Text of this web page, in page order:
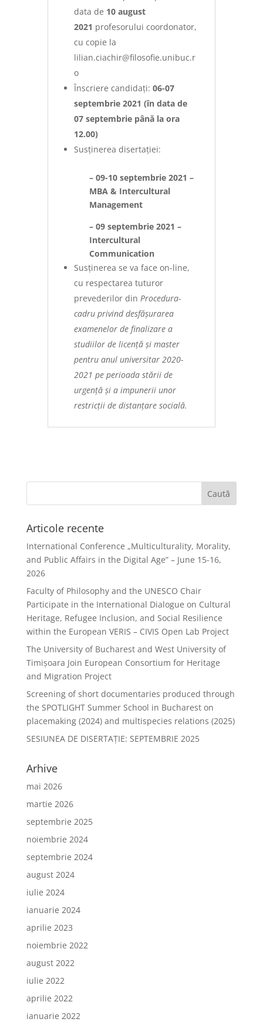
data de 10 august
2021 profesorului coordonator,
cu copie la
lilian.ciachir@filosofie.unibuc.r
o
Înscriere candidați: 06-07
septembrie 2021 (în data de
07 septembrie până la ora
12.00)
Susținerea disertației:
– 09-10 septembrie 2021 –
MBA & Intercultural
Management
– 09 septembrie 2021 –
Intercultural
Communication
Susținerea se va face on-line,
cu respectarea tuturor
prevederilor din Procedura-
cadru privind desfășurarea
examenelor de finalizare a
studiilor de licență și master
pentru anul universitar 2020-
2021 pe perioada stării de
urgență și a impunerii unor
restricții de distanțare socială.
Articole recente
International Conference „Multiculturality, Morality,
and Public Affairs in the Digital Age” – June 15-16,
2026
Faculty of Philosophy and the UNESCO Chair
Participate in the International Dialogue on Cultural
Heritage, Refugee Inclusion, and Social Resilience
within the European VERIS – CIVIS Open Lab Project
The University of Bucharest and West University of
Timișoara Join European Consortium for Heritage
and Migration Project
Screening of short documentaries produced through
the SPOTLIGHT Summer School in Bucharest on
placemaking (2024) and multispecies relations (2025)
SESIUNEA DE DISERTAŢIE: SEPTEMBRIE 2025
Arhive
mai 2026
martie 2026
septembrie 2025
noiembrie 2024
septembrie 2024
august 2024
iulie 2024
ianuarie 2024
aprilie 2023
noiembrie 2022
august 2022
iulie 2022
aprilie 2022
ianuarie 2022